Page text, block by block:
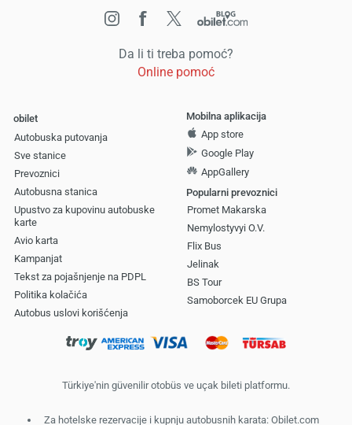
Da li ti treba pomoć?
Online pomoć
obilet
Autobuska putovanja
Sve stanice
Prevoznici
Autobusna stanica
Upustvo za kupovinu autobuske
karte
Avio karta
Kampanjat
Tekst za pojašnjenje na PDPL
Politika kolačića
Autobus uslovi korišćenja
Mobilna aplikacija
App store
Google Play
AppGallery
Popularni prevoznici
Promet Makarska
Nemylostyvyi O.V.
Flix Bus
Jelinak
BS Tour
Samoborcek EU Grupa
Türkiye'nin güvenilir otobüs ve uçak bileti platformu.
Za hotelske rezervacije i kupnju autobusnih karata: Obilet.com